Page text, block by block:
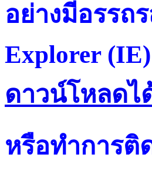
อย่างมีอรรถ
Explorer
ดาวน์โหลดไ
หรือทำการติ